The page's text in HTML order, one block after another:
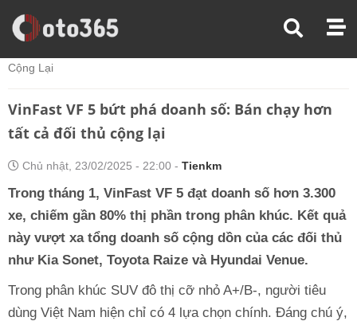
Trang Chủ
Thị Trường Xe
Cộng Lại
VinFast VF 5 bứt phá doanh số: Bán chạy hơn
tất cả đối thủ cộng lại
Chủ nhật, 23/02/2025 - 22:00 - Tienkm
Trong tháng 1, VinFast VF 5 đạt doanh số hơn 3.300
xe, chiếm gần 80% thị phần trong phân khúc. Kết quả
này vượt xa tổng doanh số cộng dồn của các đối thủ
như Kia Sonet, Toyota Raize và Hyundai Venue.
Trong phân khúc SUV đô thị cỡ nhỏ A+/B-, người tiêu
dùng Việt Nam hiện chỉ có 4 lựa chọn chính. Đáng chú ý,